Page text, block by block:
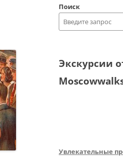
ПОЛЕЗНЫЕ ССЫЛКИ
ОБЪЕКТЫ НА КАРТЕ GOOGLE
Поиск
Экскурсии
Увлекательные